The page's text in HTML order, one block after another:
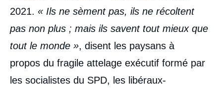
2021. « Ils ne sèment pas, ils ne récoltent
pas non plus ; mais ils savent tout mieux que
tout le monde », disent les paysans à
propos du fragile attelage exécutif formé par
les socialistes du SPD, les libéraux-